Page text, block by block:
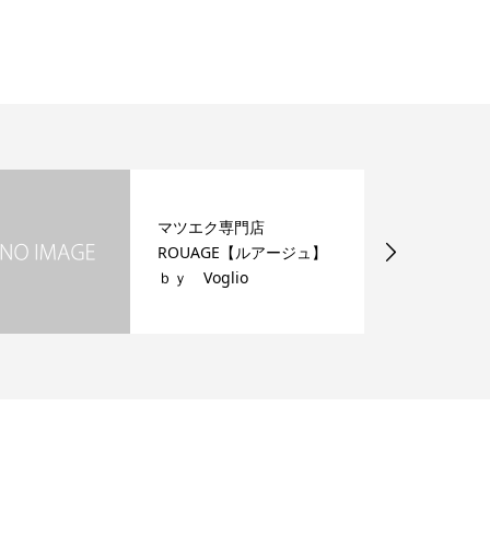
マツエク専門店
ROUAGE【ルアージュ】
ｂｙ Voglio